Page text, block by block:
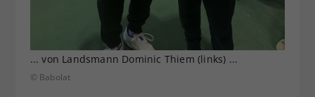
... von Landsmann Dominic Thiem (links) ...
© Babolat